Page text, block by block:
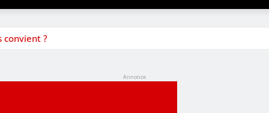
convient ?
Annonce